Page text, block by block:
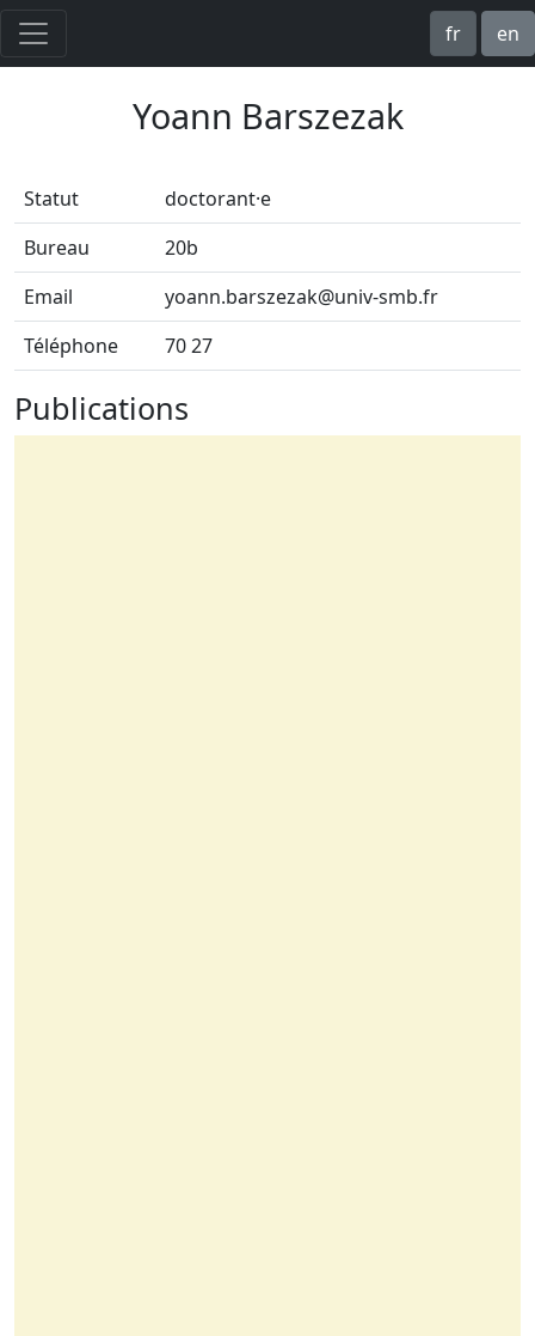
fr en
Yoann Barszezak
Statut
doctorant·e
Bureau
20b
Email
yoann.barszezak@univ-smb.fr
Téléphone
70 27
Publications